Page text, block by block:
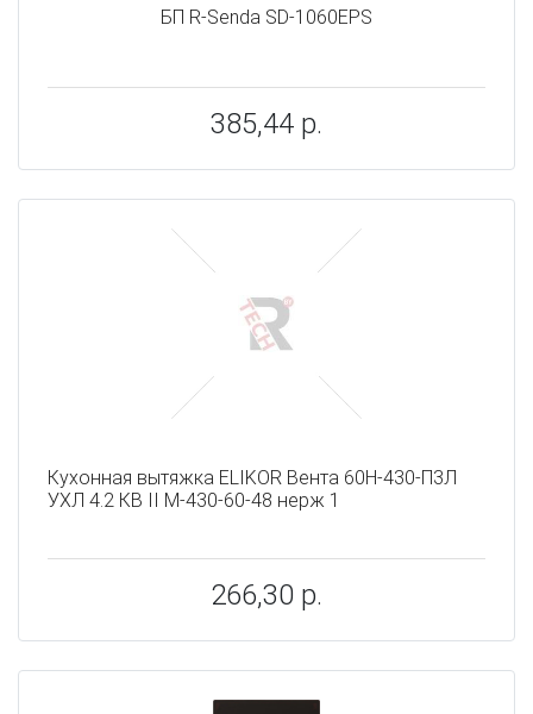
БП R-Senda SD-1060EPS
385,44 р.
Кухонная вытяжка ELIKOR Вента 60Н-430-П3Л
УХЛ 4.2 КВ II М-430-60-48 нерж 1
266,30 р.